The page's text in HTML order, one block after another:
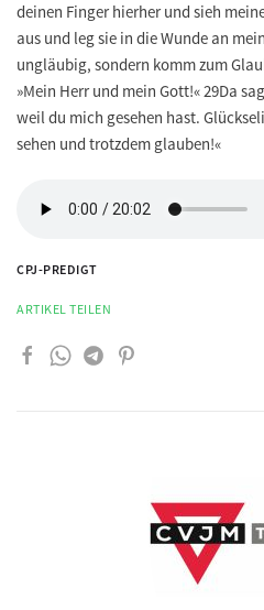
deinen Finger hierher und sieh
aus und leg sie in die Wunde an
ungläubig, sondern komm zum
»Mein Herr und mein Gott!« 29Da
weil du mich gesehen hast.
sehen und trotzdem glauben!«
CPJ-PREDIGT
ARTIKEL TEILEN